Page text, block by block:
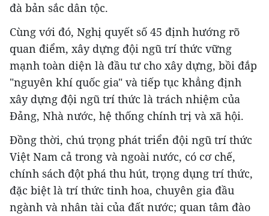
đà bản sắc dân tộc.
Cùng với đó, Nghị quyết số 45 định hướng rõ
quan điểm, xây dựng đội ngũ trí thức vững
mạnh toàn diện là đầu tư cho xây dựng, bồi đắp
"nguyên khí quốc gia" và tiếp tục khẳng định
xây dựng đội ngũ trí thức là trách nhiệm của
Đảng, Nhà nước, hệ thống chính trị và xã hội.
Đồng thời, chú trọng phát triển đội ngũ trí thức
Việt Nam cả trong và ngoài nước, có cơ chế,
chính sách đột phá thu hút, trọng dụng trí thức,
đặc biệt là trí thức tinh hoa, chuyên gia đầu
ngành và nhân tài của đất nước; quan tâm đào